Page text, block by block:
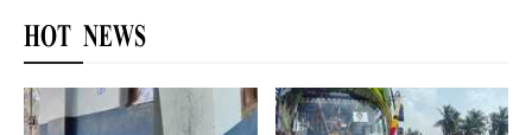
HOT NEWS